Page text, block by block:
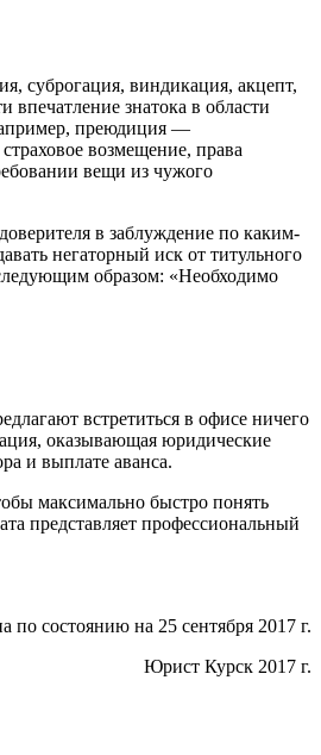
суброгация, виндикация, акцепт,
впечатление знатока в области
преюдиция —
возмещение, права
вещи из чужого
в заблуждение по каким-
негаторный иск от титульного
образом: «Необходимо
встретиться в офисе ничего
оказывающая юридические
и выплате аванса.
максимально быстро понять
представляет профессиональный
по состоянию на 25 сентября 2017 г.
Юрист Курск 2017 г.